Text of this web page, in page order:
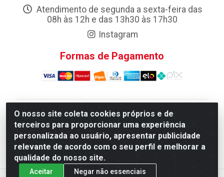
O nosso site coleta cookies próprios e de
terceiros para proporcionar uma experiência
personalizada ao usuário, apresentar publicidade
relevante de acordo com o seu perfil e melhorar a
qualidade do nosso site.
Aceitar Negar não essenciais
Atendimento de segunda a sexta-feira das
08h às 12h e das 13h30 às 17h30
Instagram
Formas de Pagamento
Atacadao da Limpeza F. Pereira Queiroz Comercio e
Distribuicao LTDA - Quadra Qi 10 Lotes 39 e, 41 - Setor
Industrial (Taguatinga), Brasília/DF - CEP 72.135-100 -
CNPJ 13.184.675/0001-80